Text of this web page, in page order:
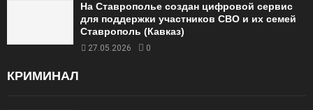
На Ставрополье создан цифровой сервис
для поддержки участников СВО и их семей
Ставрополь (Кавказ)
27.05.2026 0
КРИМИНАЛ